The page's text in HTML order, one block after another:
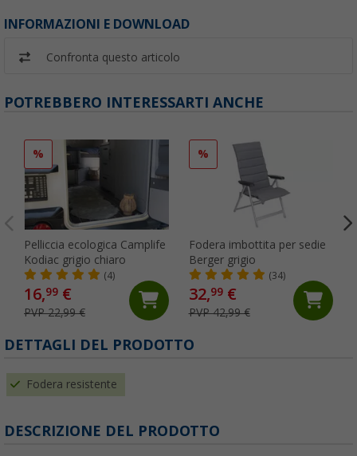
INFORMAZIONI E DOWNLOAD
Confronta questo articolo
POTREBBERO INTERESSARTI ANCHE
%
Pelliccia ecologica Camplife
Kodiac grigio chiaro
(4)
16,99 €
PVP 22,99 €
%
Fodera imbottita per sedie
Berger grigio
(34)
32,99€
PVP 42,99 €
DETTAGLI DEL PRODOTTO
Fodera resistente
DESCRIZIONE DEL PRODOTTO